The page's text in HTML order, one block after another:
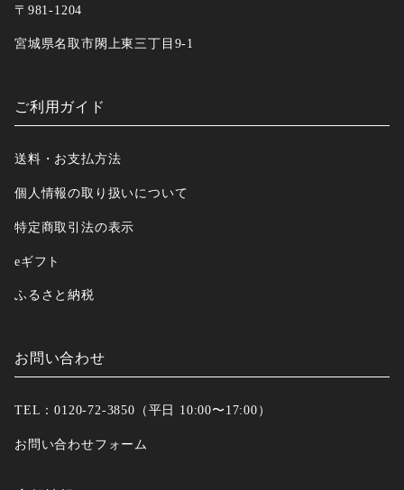
〒981-1204
宮城県名取市閖上東三丁目9-1
ご利用ガイド
送料・お支払方法
個人情報の取り扱いについて
特定商取引法の表示
eギフト
ふるさと納税
お問い合わせ
TEL：0120-72-3850（平日 10:00〜17:00）
お問い合わせフォーム